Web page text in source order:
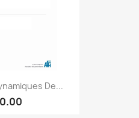
De...